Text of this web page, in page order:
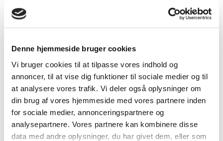
Denne hjemmeside bruger cookies
Vi bruger cookies til at tilpasse vores indhold og
annoncer, til at vise dig funktioner til sociale medier og til
at analysere vores trafik. Vi deler også oplysninger om
din brug af vores hjemmeside med vores partnere inden
for sociale medier, annonceringspartnere og
analysepartnere. Vores partnere kan kombinere disse
data med andre oplysninger, du har givet dem, eller som
DSAM inviterer til årsmøde, hvor vi sammen får tid til at
udforske kunstig intelligens og til at debattere og
ønsker for fremtiden.
Til at gøre os klogere på emnet og udfordre os på
fremtidens lægepraksis har vi inviteret praktiserende
læge og forfatter Michael Hejmadi, læge og ph.d.
Christoffer Bjerre Haase og lektor og ph.d. i filosofi
Sune Hannibal Holm.
Det faglige program indeholder også to runder
parallelsessioner med en vifte af emner, der – udover